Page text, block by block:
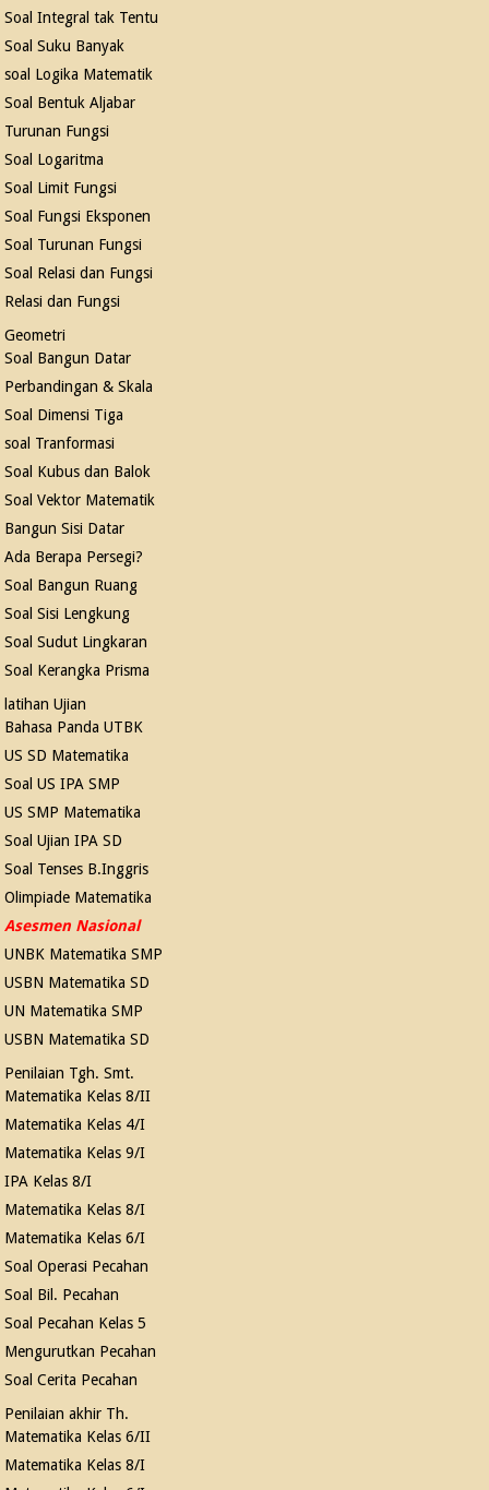
Soal Integral tak Tentu
Soal Suku Banyak
soal Logika Matematik
Soal Bentuk Aljabar
Turunan Fungsi
Soal Logaritma
Soal Limit Fungsi
Soal Fungsi Eksponen
Soal Turunan Fungsi
Soal Relasi dan Fungsi
Relasi dan Fungsi
Geometri
Soal Bangun Datar
Perbandingan & Skala
Soal Dimensi Tiga
soal Tranformasi
Soal Kubus dan Balok
Soal Vektor Matematik
Bangun Sisi Datar
Ada Berapa Persegi?
Soal Bangun Ruang
Soal Sisi Lengkung
Soal Sudut Lingkaran
Soal Kerangka Prisma
latihan Ujian
Bahasa Panda UTBK
US SD Matematika
Soal US IPA SMP
US SMP Matematika
Soal Ujian IPA SD
Soal Tenses B.Inggris
Olimpiade Matematika
Asesmen Nasional
UNBK Matematika SMP
USBN Matematika SD
UN Matematika SMP
USBN Matematika SD
Penilaian Tgh. Smt.
Matematika Kelas 8/II
Matematika Kelas 4/I
Matematika Kelas 9/I
IPA Kelas 8/I
Matematika Kelas 8/I
Matematika Kelas 6/I
Soal Operasi Pecahan
Soal Bil. Pecahan
Soal Pecahan Kelas 5
Mengurutkan Pecahan
Soal Cerita Pecahan
Penilaian akhir Th.
Matematika Kelas 6/II
Matematika Kelas 8/I